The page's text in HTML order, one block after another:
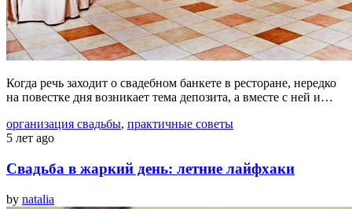
Когда речь заходит о свадебном банкете в ресторане, нередко
на повестке дня возникает тема депозита, а вместе с ней и…
организация свадьбы, практичные советы
5 лет ago
Свадьба в жаркий день: летние лайфхаки
by natalia